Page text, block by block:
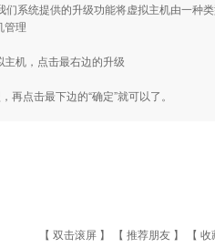
系统提供的升级功能将虚拟主机由一种
管理
机，点击最右边的升级
点击最下边的“确定”就可以了。
【 双击滚屏 】 【 推荐朋友 】 【 收